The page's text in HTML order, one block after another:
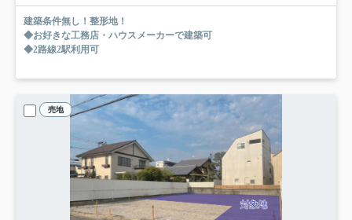
建築条件無し！整形地！
◆お好きな工務店・ハウスメーカーで建築可
◆2路線2駅利用可
売地